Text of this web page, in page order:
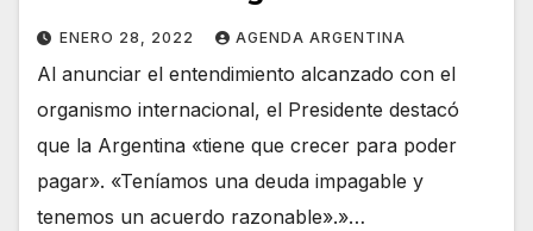
ENERO 28, 2022 AGENDA ARGENTINA
Al anunciar el entendimiento alcanzado con el
organismo internacional, el Presidente destacó
que la Argentina «tiene que crecer para poder
pagar». «Teníamos una deuda impagable y
tenemos un acuerdo razonable».»…